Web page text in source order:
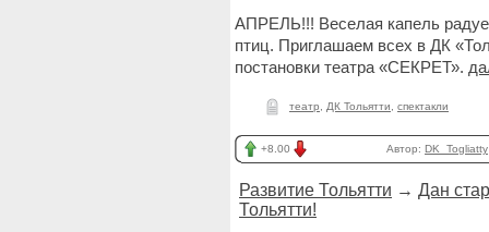
АПРЕЛЬ!!! Веселая капель
птиц. Приглашаем всех в ДК
постановки театра «СЕКРЕТ».
театр ДК Тольятти спектакли
+8.00 Автор: DK_Togliatty
Развитие Тольятти → Дан
Тольятти!